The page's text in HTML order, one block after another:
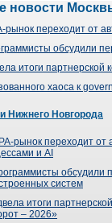
новости
рынок переходит от
обсудили
итоги партнерской
хаоса к
Нижнего Новгорода
рынок переходит от
и AI
обсудили
систем
итоги
– 2026»